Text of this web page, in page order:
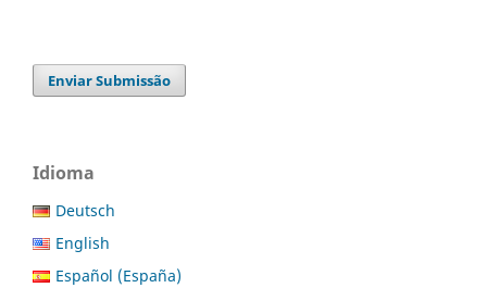
Enviar Submissão
Idioma
Deutsch
English
Español (España)